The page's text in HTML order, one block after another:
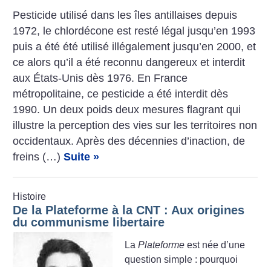
Pesticide utilisé dans les îles antillaises depuis
1972, le chlordécone est resté légal jusqu’en 1993
puis a été été utilisé illégalement jusqu’en 2000, et
ce alors qu’il a été reconnu dangereux et interdit
aux États-Unis dès 1976. En France
métropolitaine, ce pesticide a été interdit dès
1990. Un deux poids deux mesures flagrant qui
illustre la perception des vies sur les territoires non
occidentaux. Après des décennies d’inaction, de
freins (…)Suite »
Histoire
De la Plateforme à la CNT : Aux origines
du communisme libertaire
LaPlateforme est née d’une
question simple : pourquoi